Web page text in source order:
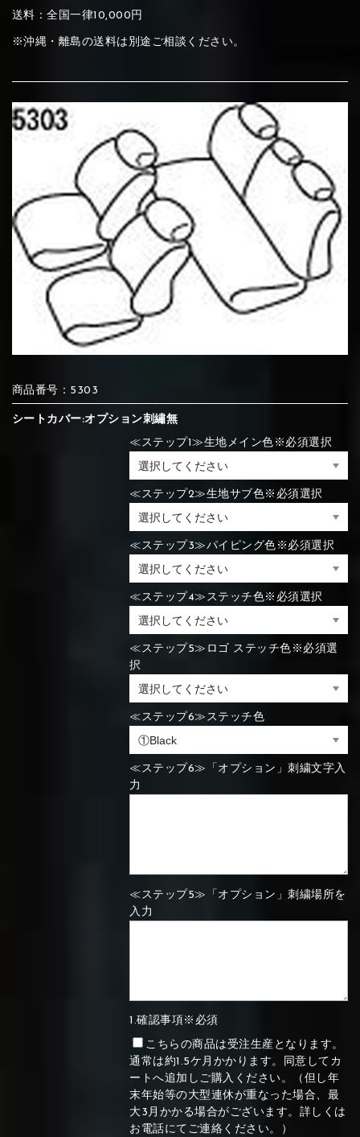
⑦Blue
⑩White ⑪Black ⑫Ivory
⑬Light gray ⑭Caramel ⑮Wine red
⑩White ⑫Ivory
⑬Light gray ⑭Caramel ⑮Wine red
⑯Carbon
④Brown ⑤Dark Brown
⑦Blue ⑧Orange ⑨Pink
⑩White ⑪Black ⑫Ivory
⑬Light gray
⑦Wine-red ⑧Yellow ⑨Orange
⑩Brown ⑪Blue ⑫Aqua blue
⑬Sky blue
⑰Silver ⑱Green
⑳Purple ㉑Violet
⑦Wine-red ⑨Orange
⑩Brown ⑪Blue ⑫Aqua blue
⑬Sky blue
⑰Silver ⑱Green
送料：全国一律10,000円
※沖縄・離島の送料は別途ご相談ください。
商品番号：5303
シートカバー:オプション刺繡無
≪ステップ1≫生地メイン色※必須選択
≪ステップ2≫生地サブ色※必須選択
≪ステップ3≫パイピング色※必須選択
≪ステップ4≫ステッチ色※必須選択
≪ステップ5≫ロゴ ステッチ色※必須選
択
≪ステップ6≫ステッチ色
≪ステップ6≫「オプション」刺繍文字入
力
≪ステップ5≫「オプション」刺繍場所を
入力
1.確認事項※必須
こちらの商品は受注生産となります。
通常は約1.5ケ月かかります。同意してカ
ートへ追加しご購入ください。（但し年
末年始等の大型連休が重なった場合、最
大3月かかる場合がございます。詳しくは
お電話にてご連絡ください。）